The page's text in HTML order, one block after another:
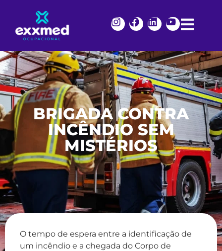
BRIGADA CONTRA
INCÊNDIO SEM
MISTÉRIOS
O tempo de espera entre a identificação de
um incêndio e a chegada do Corpo de